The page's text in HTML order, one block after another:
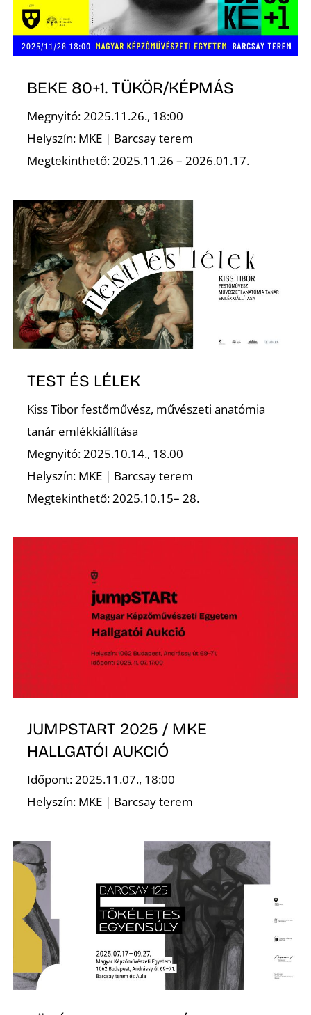
BEKE 80+1. TÜKÖR/KÉPMÁS
Megnyitó: 2025.11.26., 18:00
Helyszín: MKE | Barcsay terem
Megtekinthető: 2025.11.26 – 2026.01.17.
TEST ÉS LÉLEK
Kiss Tibor festőművész, művészeti anatómia
tanár emlékkiállítása
Megnyitó: 2025.10.14., 18.00
Helyszín: MKE | Barcsay terem
Megtekinthető: 2025.10.15– 28.
JUMPSTART 2025 / MKE
HALLGATÓI AUKCIÓ
Időpont: 2025.11.07., 18:00
Helyszín: MKE | Barcsay terem